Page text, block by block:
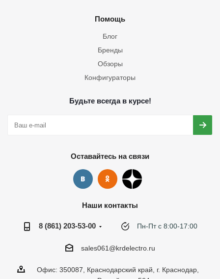
Помощь
Блог
Бренды
Обзоры
Конфигураторы
Будьте всегда в курсе!
Оставайтесь на связи
Наши контакты
8 (861) 203-53-00 Пн-Пт с 8:00-17:00
sales061@krdelectro.ru
Офис: 350087, Краснодарский край, г. Краснодар,